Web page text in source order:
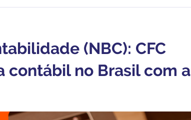
(NBC): CFC
contábil no Brasil com a